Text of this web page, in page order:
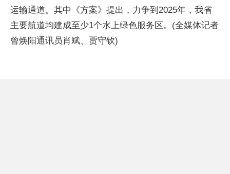
运输通道。其中《方案》提出，力争到2025年，我省
主要航道均建成至少1个水上绿色服务区。(全媒体记者
曾焕阳通讯员肖斌、贾守钦)